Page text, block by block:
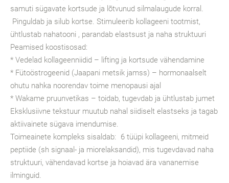
samuti sügavate kortsude ja lõtvunud silmalaugude korral.
Pinguldab ja silub kortse. Stimuleerib kollageeni tootmist,
ühtlustab nahatooni , parandab elastsust ja naha struktuuri
Peamised koostisosad:
* Vedelad kollageenniidid – lifting ja kortsude vähendamine
* Fütoöstrogeenid (Jaapani metsik jamss) – hormonaalselt
ohutu nahka noorendav toime menopausi ajal
* Wakame pruunvetikas – toidab, tugevdab ja ühtlustab jumet
Eksklusiivne tekstuur muutub nahal siidiselt elastseks ja tagab
aktiivainete sügava imendumise.
Toimeainete kompleks sisaldab: 6 tüüpi kollageeni, mitmeid
peptiide (sh signaal- ja miorelaksandid), mis tugevdavad naha
struktuuri, vähendavad kortse ja hoiavad ära vananemise
ilminguid.